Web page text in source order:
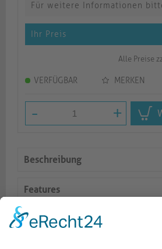
Für weitere Informationen
Ihr Preis
Alle Preise
VERFÜGBAR MERKEN
- +
Beschreibung
Features
Logistik